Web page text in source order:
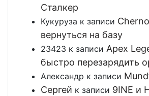
Сталкер
Кукуруза к записи
вернуться на базу
23423 к записи Apex
быстро перезарядить
Александр к записи
Сергей к записи 9INE и